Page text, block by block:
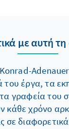
με αυτή
του έργα, τα
γραφεία του
κάθε χρόνο
σε